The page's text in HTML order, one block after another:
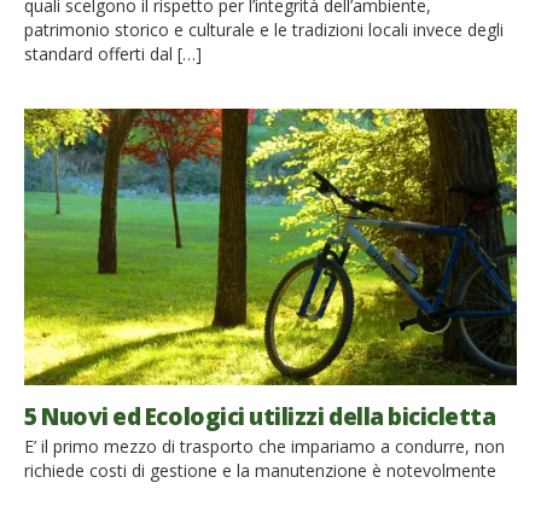
quali scelgono il rispetto per l’integrità dell’ambiente,
patrimonio storico e culturale e le tradizioni locali invece degli
standard offerti dal […]
5 Nuovi ed Ecologici utilizzi della bicicletta
E’ il primo mezzo di trasporto che impariamo a condurre, non
richiede costi di gestione e la manutenzione è notevolmente